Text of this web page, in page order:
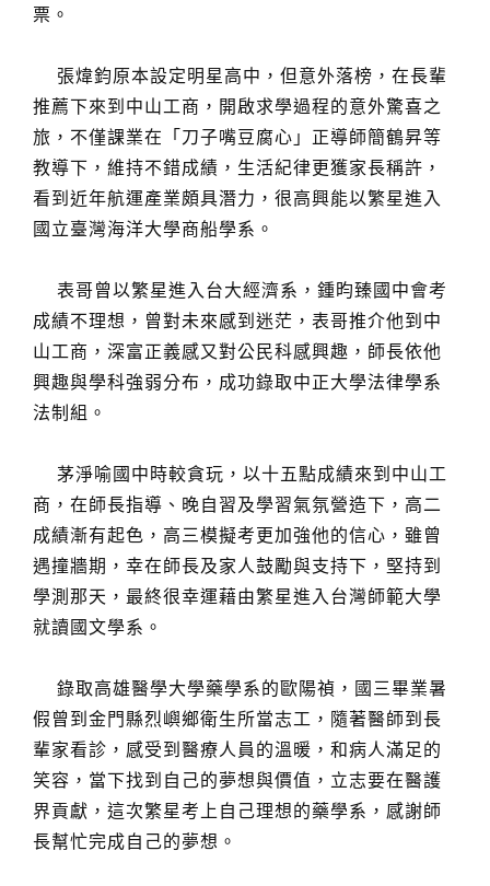
票。
張煒鈞原本設定明星高中，但意外落榜，在長輩
推薦下來到中山工商，開啟求學過程的意外驚喜之
旅，不僅課業在「刀子嘴豆腐心」正導師簡鶴昇等
教導下，維持不錯成績，生活紀律更獲家長稱許，
看到近年航運產業頗具潛力，很高興能以繁星進入
國立臺灣海洋大學商船學系。
表哥曾以繁星進入台大經濟系，鍾昀臻國中會考
成績不理想，曾對未來感到迷茫，表哥推介他到中
山工商，深富正義感又對公民科感興趣，師長依他
興趣與學科強弱分布，成功錄取中正大學法律學系
法制組。
茅淨喻國中時較貪玩，以十五點成績來到中山工
商，在師長指導、晚自習及學習氣氛營造下，高二
成績漸有起色，高三模擬考更加強他的信心，雖曾
遇撞牆期，幸在師長及家人鼓勵與支持下，堅持到
學測那天，最終很幸運藉由繁星進入台灣師範大學
就讀國文學系。
錄取高雄醫學大學藥學系的歐陽禎，國三畢業暑
假曾到金門縣烈嶼鄉衛生所當志工，隨著醫師到長
輩家看診，感受到醫療人員的溫暖，和病人滿足的
笑容，當下找到自己的夢想與價值，立志要在醫護
界貢獻，這次繁星考上自己理想的藥學系，感謝師
長幫忙完成自己的夢想。